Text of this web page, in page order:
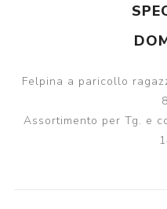
Felpina a paricollo
Assortimento per Tg. e